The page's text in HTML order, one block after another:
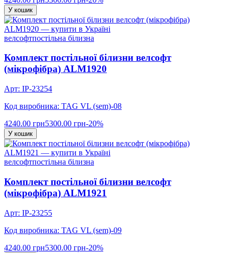
У кошик
велсофтпостільна білизна
Комплект постільної білизни велсофт
(мікрофібра) ALM1920
Арт: IP-23254
Код виробника: TAG VL (sem)-08
4240.00 грн5300.00 грн-20%
У кошик
велсофтпостільна білизна
Комплект постільної білизни велсофт
(мікрофібра) ALM1921
Арт: IP-23255
Код виробника: TAG VL (sem)-09
4240.00 грн5300.00 грн-20%